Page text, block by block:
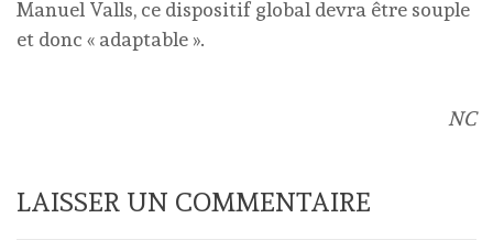
Manuel Valls, ce dispositif global devra être souple
et donc « adaptable ».
NC
LAISSER UN COMMENTAIRE